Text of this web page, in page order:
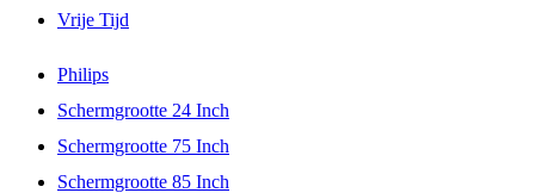
Vrije Tijd
Philips
Schermgrootte 24 Inch
Schermgrootte 75 Inch
Schermgrootte 85 Inch